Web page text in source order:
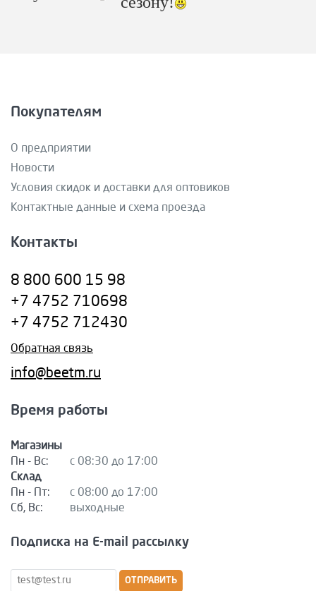
Покупателям
О предприятии
Новости
Условия скидок и доставки для оптовиков
Контактные данные и схема проезда
Контакты
8 800 600 15 98
+7 4752 710698
+7 4752 712430
Обратная связь
info@beetm.ru
Время работы
Магазины
Пн - Вс:
с 08:30 до 17:00
Склад
Пн - Пт:
с 08:00 до 17:00
Сб, Вс:
выходные
Подписка на E-mail рассылку